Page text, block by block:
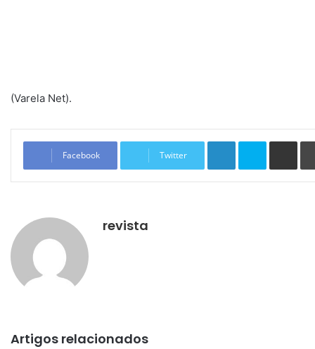
(Varela Net).
Facebook Twitter
Linkedin Skype
revista
Artigos relacionados